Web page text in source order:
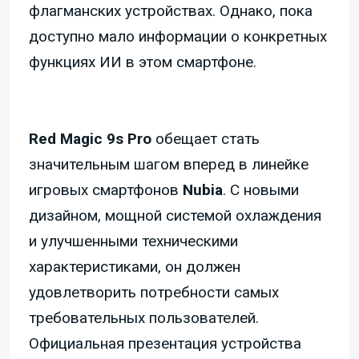
флагманских устройствах. Однако, пока
доступно мало информации о конкретных
функциях ИИ в этом смартфоне.
Red Magic 9s Pro обещает стать
значительным шагом вперед в линейке
игровых смартфонов Nubia. С новыми
дизайном, мощной системой охлаждения
и улучшенными техническими
характеристиками, он должен
удовлетворить потребности самых
требовательных пользователей.
Официальная презентация устройства